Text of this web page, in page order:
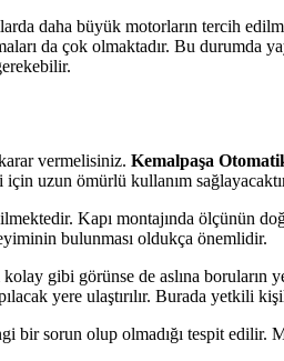
daha büyük motorların tercih
da çok olmaktadır. Bu durumda
vermelisiniz. Kemalpaşa
uzun ömürlü kullanım
Kapı montajında ölçünün
bulunması oldukça önemlidir.
gibi görünse de aslına
yere ulaştırılır. Burada yetkili
bir sorun olup olmadığı tespit